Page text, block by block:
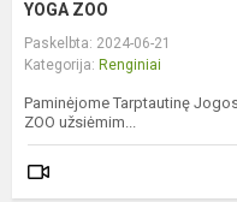
YOGA ZOO
Paskelbta: 2024-06-21
Kategorija: Renginiai
Paminėjome Tarptautinę
ZOO užsiėmim...